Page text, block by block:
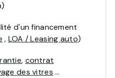
d'un financement
, LOA / Leasing auto)
, contrat
des vitres …